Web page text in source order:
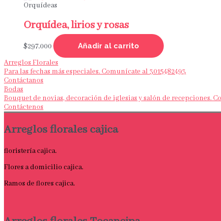
Orquídeas
Orquídea, lirios y rosas
$297,000
Añadir al carrito
Arreglos Florales
Para las fechas más especiales. Comunícate al 3015482493
Contáctanos
Bodas
Bouquet de novias, decoración de iglesias y salón de recepciones.
Contáctenos
Arreglos florales cajica
floristería cajica.
Flores a domicilio cajica.
Ramos de flores cajica.